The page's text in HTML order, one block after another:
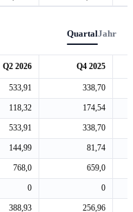
QuartalJahr
Q2 2026 Q4 2025
533,91 338,70
118,32 174,54
533,91 338,70
144,99 81,74
768,0 659,0
0 0
388,93
256,96